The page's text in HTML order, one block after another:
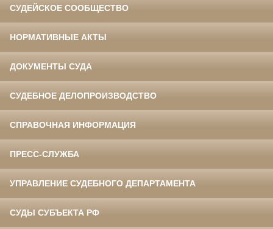
СУДЕЙСКОЕ СООБЩЕСТВО
НОРМАТИВНЫЕ АКТЫ
ДОКУМЕНТЫ СУДА
СУДЕБНОЕ ДЕЛОПРОИЗВОДСТВО
СПРАВОЧНАЯ ИНФОРМАЦИЯ
ПРЕСС-СЛУЖБА
УПРАВЛЕНИЕ СУДЕБНОГО ДЕПАРТАМЕНТА
СУДЫ СУБЪЕКТА РФ